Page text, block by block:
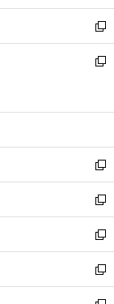
開
く
ウ
で
開
く
ン
ド
ウ
で
ウ
ィ
ン
ド
開
新
し
い
ン
ウ
で
開
く
新
ウ
ン
ド
ウ
で
開
く
新
し
い
ウ
ィ
ン
ド
ウ
新
し
い
ウ
ィ
ン
新
し
い
ウ
新
し